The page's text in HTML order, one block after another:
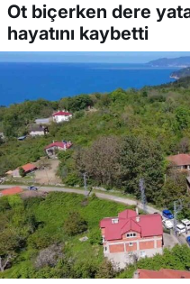
Ot biçerken dere
hayatını kaybetti